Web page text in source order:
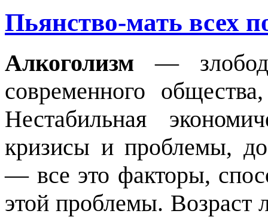
Пьянство-мать всех
Алкоголизм —
современного
Нестабильная
кризисы и проблемы,
— все это факторы,
этой проблемы.